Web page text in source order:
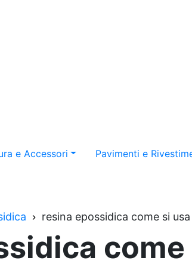
e Accessori Pavimenti e
resina epossidica come si usa
come